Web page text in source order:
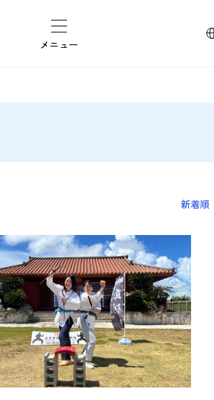
メニュー
新着順